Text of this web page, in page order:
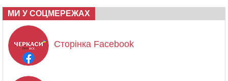
МИ У СОЦМЕРЕЖАХ
Сторінка Facebook